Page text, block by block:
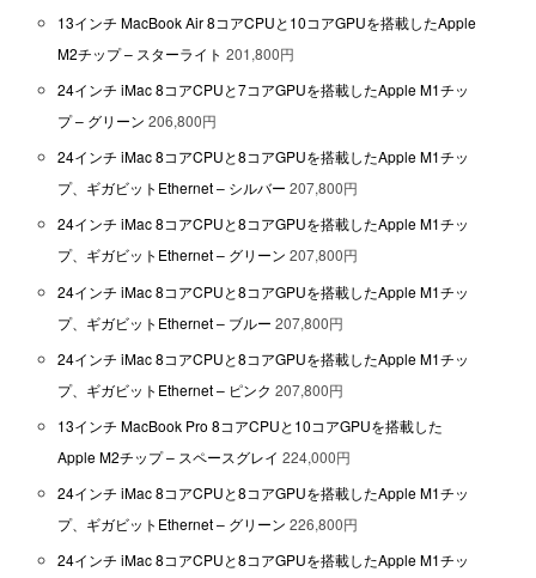
13インチ MacBook Air 8コアCPUと10コアGPUを搭載したApple
M2チップ – スターライト 201,800円
24インチ iMac 8コアCPUと7コアGPUを搭載したApple M1チッ
プ – グリーン 206,800円
24インチ iMac 8コアCPUと8コアGPUを搭載したApple M1チッ
プ、ギガビットEthernet – シルバー 207,800円
24インチ iMac 8コアCPUと8コアGPUを搭載したApple M1チッ
プ、ギガビットEthernet – グリーン 207,800円
24インチ iMac 8コアCPUと8コアGPUを搭載したApple M1チッ
プ、ギガビットEthernet – ブルー 207,800円
24インチ iMac 8コアCPUと8コアGPUを搭載したApple M1チッ
プ、ギガビットEthernet – ピンク 207,800円
13インチ MacBook Pro 8コアCPUと10コアGPUを搭載した
Apple M2チップ – スペースグレイ 224,000円
24インチ iMac 8コアCPUと8コアGPUを搭載したApple M1チッ
プ、ギガビットEthernet – グリーン 226,800円
24インチ iMac 8コアCPUと8コアGPUを搭載したApple M1チッ